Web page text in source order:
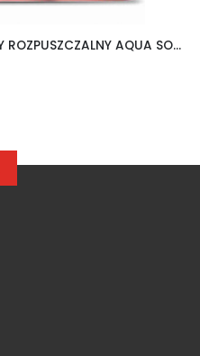
THETFORD PAPIER TOALETOWY ROZPUSZCZALNY AQUA SOFT 6 ROLEK